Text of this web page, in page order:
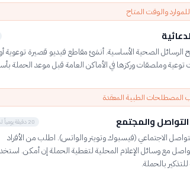
والوقت المتاح
الصحية الأساسية. أنشئ مقاطع فيديو قصيرة توعوية
وملصقات وركزها في الأماكن العامة قبل موعد الحملة
الطبية المعقدة
التواصل والمجتمع 20 دقيقة يومياً لمدة أسبوع
الاجتماعي (فيسبوك وتويتر والواتس). اطلب من الأفراد
مع وسائل الإعلام المحلية لتغطية الحملة إن أمكن.
بالحملة.